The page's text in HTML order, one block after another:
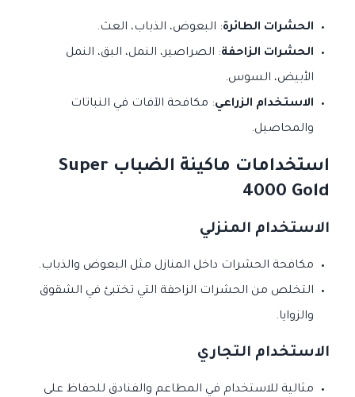
الحشرات الطائرة: البعوض، الذباب، العث.
الحشرات الزاحفة: الصراصير، النمل، البق، النمل
الأبيض، السوس.
الاستخدام الزراعي: مكافحة الآفات في النباتات
والمحاصيل.
استخدامات ماكينة الضباب Super
4000 Gold
الاستخدام المنزلي
مكافحة الحشرات داخل المنازل مثل البعوض والذباب.
التخلص من الحشرات الزاحفة التي تختبئ في الشقوق
والزوايا.
الاستخدام التجاري
مثالية للاستخدام في المطاعم والفنادق للحفاظ على